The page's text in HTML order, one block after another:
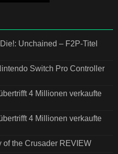
Unchained – F2P-Titel
Switch Pro Controller
4 Millionen verkaufte
4 Millionen verkaufte
of the Crusader REVIEW